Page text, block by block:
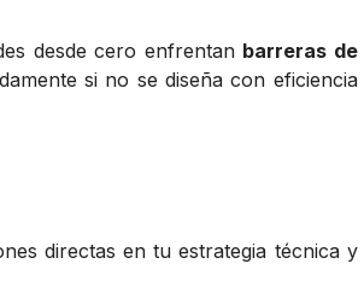
desde cero enfrentan barreras de
si no se diseña con eficiencia
directas en tu estrategia técnica y